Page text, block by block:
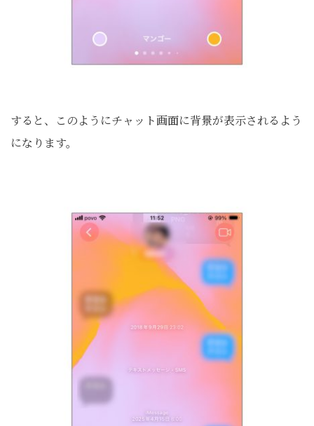
すると、このようにチャット画面に背景が表示されるよう
になります。